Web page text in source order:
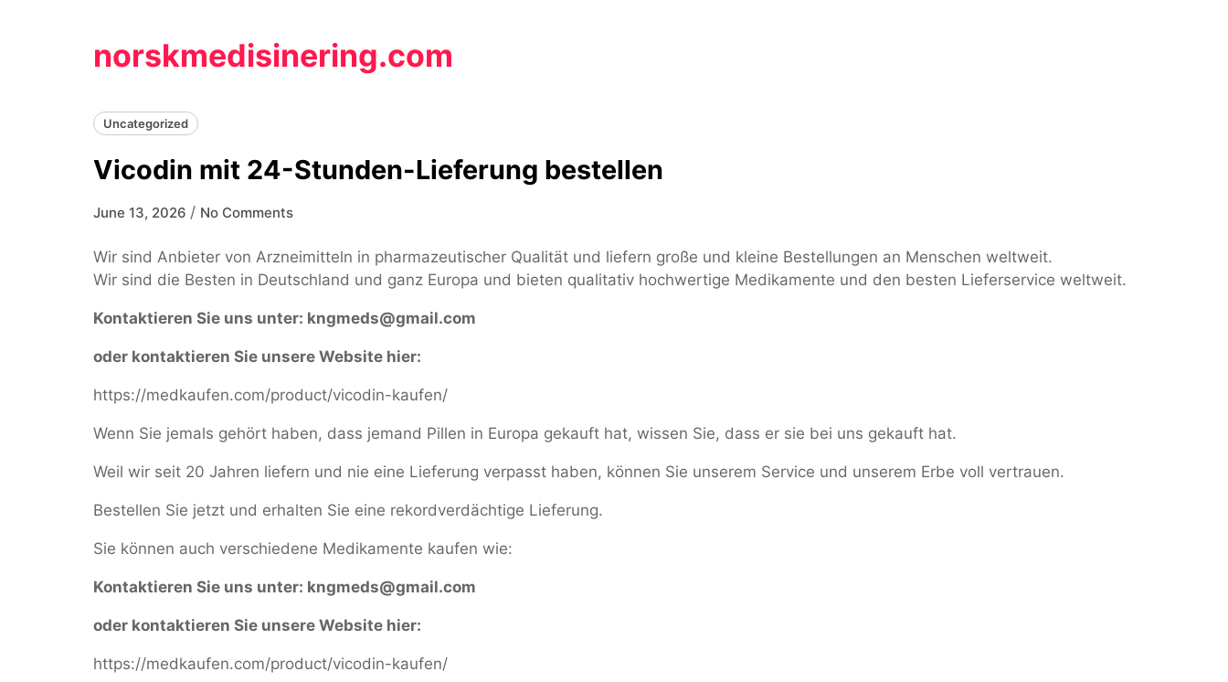
norskmedisinering.com
Uncategorized
Vicodin mit 24-Stunden-Lieferung bestellen
June 13, 2026 / No Comments
Wir sind Anbieter von Arzneimitteln in pharmazeutischer Qualität und liefern große und kleine Bestellungen an Menschen weltweit.
Wir sind die Besten in Deutschland und ganz Europa und bieten qualitativ hochwertige Medikamente und den besten Lieferservice weltweit.
Kontaktieren Sie uns unter: kngmeds@gmail.com
oder kontaktieren Sie unsere Website hier:
https://medkaufen.com/product/vicodin-kaufen/
Wenn Sie jemals gehört haben, dass jemand Pillen in Europa gekauft hat, wissen Sie, dass er sie bei uns gekauft hat.
Weil wir seit 20 Jahren liefern und nie eine Lieferung verpasst haben, können Sie unserem Service und unserem Erbe voll vertrauen.
Bestellen Sie jetzt und erhalten Sie eine rekordverdächtige Lieferung.
Sie können auch verschiedene Medikamente kaufen wie:
Kontaktieren Sie uns unter: kngmeds@gmail.com
oder kontaktieren Sie unsere Website hier:
https://medkaufen.com/product/vicodin-kaufen/